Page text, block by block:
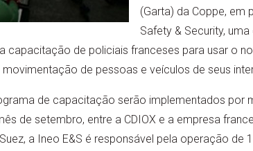
(Garta) da Coppe, em
Safety & Security,
capacitação de policiais franceses para usar o
de pessoas e veículos de seus
de capacitação serão implementados por
de setembro, entre a CDIOX e a empresa
a Ineo E&S é responsável pela operação de